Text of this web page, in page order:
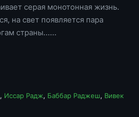
серая монотонная жизнь.
на свет появляется пара
страны……
, Иссар Радж, Баббар Раджеш, Вивек